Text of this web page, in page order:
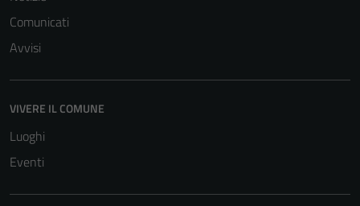
Comunicati
Avvisi
VIVERE IL COMUNE
Luoghi
Eventi